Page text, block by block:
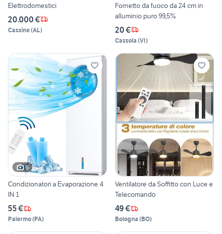
Elettrodomestici
20.000 €
Cassine(AL)
Fornetto da fuoco da 24 cm in
alluminio puro 99,5%
20 €
Cassola (VI)
6
Condizionatori a Evaporazione 4
IN 1
55 €
Palermo(PA)
Ventilatore da Soffitto con Luce e
Telecomando
49 €
Bologna (BO)